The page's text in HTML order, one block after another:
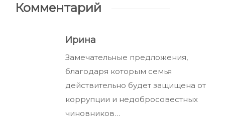
Комментарий
Ирина
Замечательные предложения,
благодаря которым семья
действительно будет защищена от
коррупции и недобросовестных
чиновников…